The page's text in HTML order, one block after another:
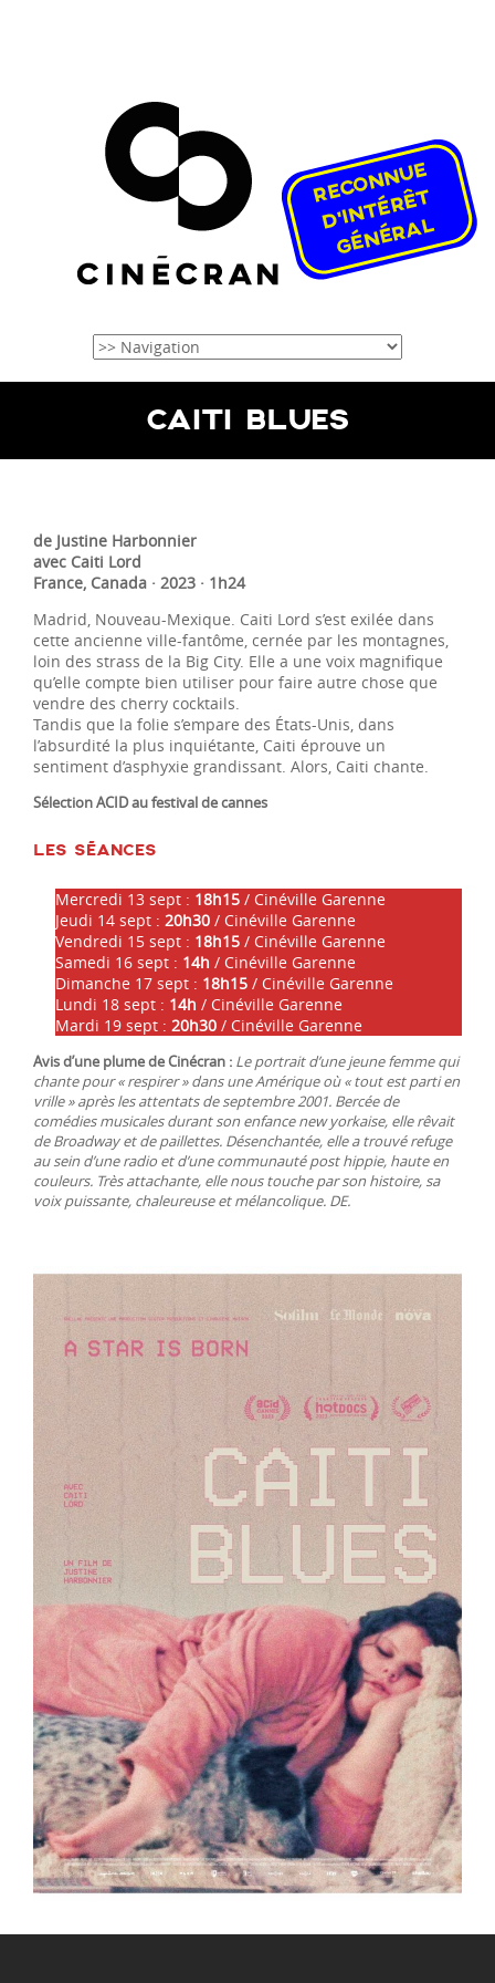
CAITI BLUES
de Justine Harbonnier
avec Caiti Lord
France, Canada · 2023 · 1h24
Madrid, Nouveau-Mexique. Caiti Lord s’est exilée dans
cette ancienne ville-fantôme, cernée par les montagnes,
loin des strass de la Big City. Elle a une voix magnifique
qu’elle compte bien utiliser pour faire autre chose que
vendre des cherry cocktails.
Tandis que la folie s’empare des États-Unis, dans
l’absurdité la plus inquiétante, Caiti éprouve un
sentiment d’asphyxie grandissant. Alors, Caiti chante.
Sélection ACID au festival de cannes
LES SÉANCES
Mercredi 13 sept : 18h15 / Cinéville Garenne
Jeudi 14 sept : 20h30 / Cinéville Garenne
Vendredi 15 sept : 18h15 / Cinéville Garenne
Samedi 16 sept : 14h / Cinéville Garenne
Dimanche 17 sept : 18h15 / Cinéville Garenne
Lundi 18 sept : 14h / Cinéville Garenne
Mardi 19 sept : 20h30 / Cinéville Garenne
Avis d’une plume de Cinécran : Le portrait d’une jeune femme qui
chante pour « respirer » dans une Amérique où « tout est parti en
vrille » après les attentats de septembre 2001. Bercée de
comédies musicales durant son enfance new yorkaise, elle rêvait
de Broadway et de paillettes. Désenchantée, elle a trouvé refuge
au sein d’une radio et d’une communauté post hippie, haute en
couleurs. Très attachante, elle nous touche par son histoire, sa
voix puissante, chaleureuse et mélancolique. DE.